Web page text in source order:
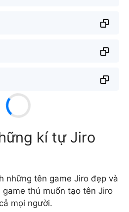
kí tự Jiro
những tên game Jiro đẹp và
thủ muốn tạo tên Jiro
mọi người.